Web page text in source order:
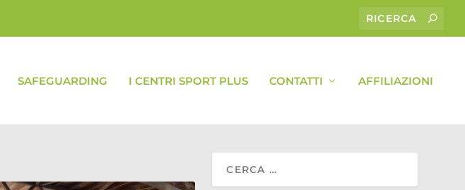
SAFEGUARDING I CENTRI SPORT PLUS CONTATTI AFFILIAZIONI